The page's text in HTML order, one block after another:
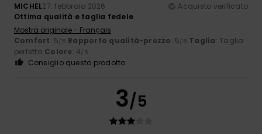
MICHEL27. febbraio 2026
Acquisto verificato
Ottima qualità e taglia fedele
Mostra originale - Français
Comfort: 5/5 Rapporto qualità-prezzo: 5/5 Taglia: Taglia
perfetta Colore: 4/5
Consiglio questo prodotto
3/5